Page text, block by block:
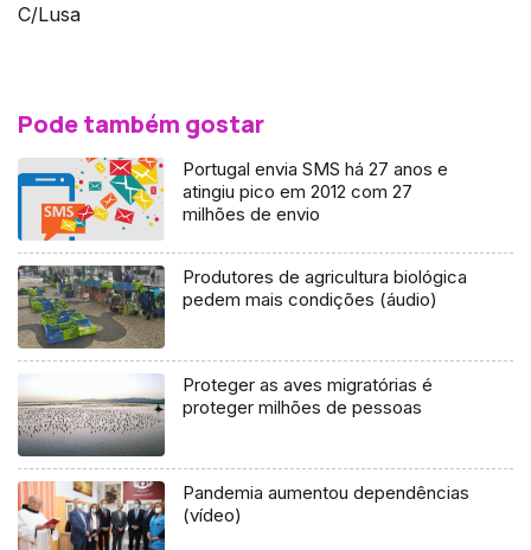
C/Lusa
Pode também gostar
Portugal envia SMS há 27 anos e
atingiu pico em 2012 com 27
milhões de envio
Produtores de agricultura biológica
pedem mais condições (áudio)
Proteger as aves migratórias é
proteger milhões de pessoas
Pandemia aumentou dependências
(vídeo)